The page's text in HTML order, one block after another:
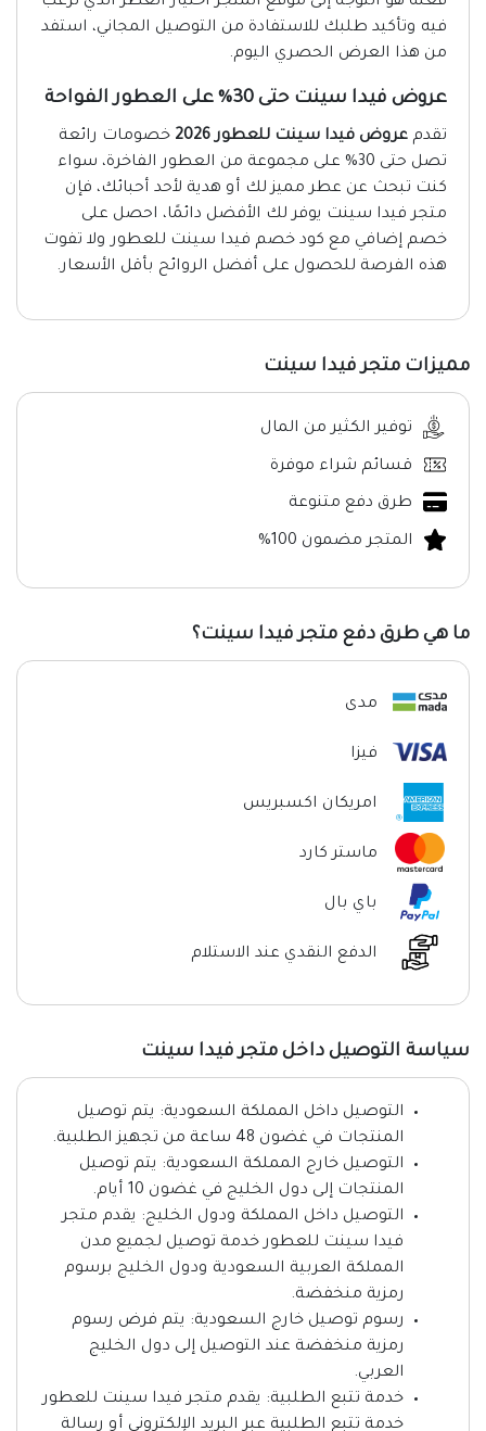
فيه وتأكيد طلبك للاستفادة من التوصيل المجاني، استفد
من هذا العرض الحصري اليوم.
عروض فيدا سينت حتى 30% على العطور الفواحة
تقدم عروض فيدا سينت للعطور 2026
خصومات رائعة
تصل حتى 30% على مجموعة من العطور الفاخرة، سواء
كنت تبحث عن عطر مميز لك أو هدية لأحد أحبائك، فإن
متجر فيدا سينت يوفر لك الأفضل دائمًا، احصل على
خصم إضافي مع كود خصم فيدا سينت للعطور ولا تفوت
هذه الفرصة للحصول على أفضل الروائح بأقل الأسعار.
مميزات متجر فيدا سينت
توفير الكثير من المال
قسائم شراء موفرة
طرق دفع متنوعة
المتجر مضمون 100%
ما هي طرق دفع متجر فيدا سينت؟
مدى
فيزا
امريكان اكسبريس
ماستر كارد
باي بال
الدفع النقدي عند الاستلام
سياسة التوصيل داخل متجر فيدا سينت
التوصيل داخل المملكة السعودية: يتم توصيل
المنتجات في غضون 48 ساعة من تجهيز الطلبية.
التوصيل خارج المملكة السعودية: يتم توصيل
المنتجات إلى دول الخليج في غضون 10 أيام.
التوصيل داخل المملكة ودول الخليج: يقدم متجر
فيدا سينت للعطور خدمة توصيل لجميع مدن
المملكة العربية السعودية ودول الخليج برسوم
رمزية منخفضة.
رسوم توصيل خارج السعودية: يتم فرض رسوم
رمزية منخفضة عند التوصيل إلى دول الخليج
العربي.
خدمة تتبع الطلبية: يقدم متجر فيدا سينت للعطور
خدمة تتبع الطلبية عبر البريد الإلكتروني أو رسالة